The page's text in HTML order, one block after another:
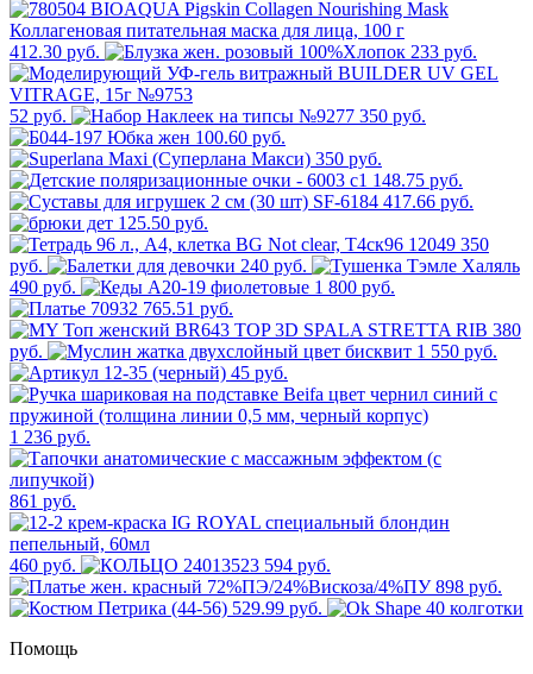
412.30 руб. 233 руб.
52 руб.
350 руб.
100.60 руб.
350 руб.
148.75 руб.
417.66 руб.
125.50 руб.
350
руб.
240 руб.
490 руб.
1 800 руб.
765.51 руб.
380
руб.
1 550 руб.
45 руб.
1 236 руб.
861 руб.
460 руб.
594 руб.
898 руб.
529.99 руб.
Помощь